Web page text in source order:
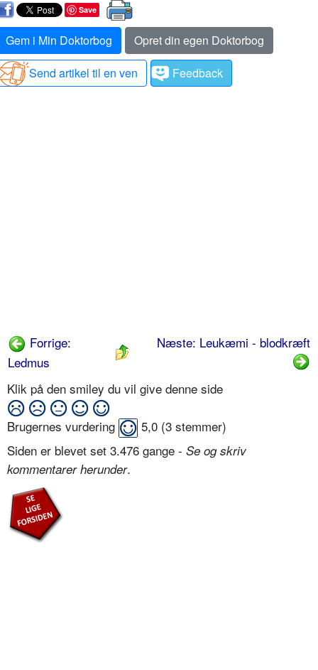
Save
Gem i Min Doktorbog
Opret din egen Doktorbog
Send artikel til en ven
Feedback
Forrige:
Ledmus
Næste: Leukæmi - blodkræft
Klik på den smiley du vil give denne side
Brugernes vurdering 5,0 (3 stemmer)
Siden er blevet set 3.476 gange - Se og skriv
kommentarer herunder.